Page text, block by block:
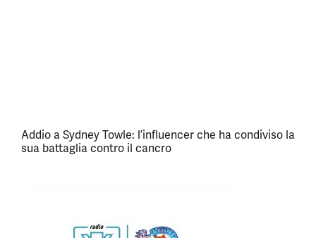
Addio a Sydney Towle: l’influencer che ha condiviso la
sua battaglia contro il cancro